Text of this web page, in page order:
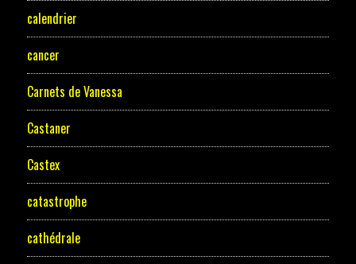
calendrier
cancer
Carnets de Vanessa
Castaner
Castex
catastrophe
cathédrale